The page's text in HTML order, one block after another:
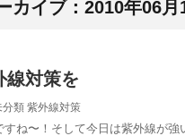
カイブ：2010年06
線対策を
分類 紫外線対策
すね〜！そして今日は紫外線が